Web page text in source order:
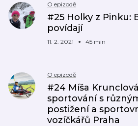
O epizodě
#25 Holky z Pinku:
povídají
11. 2. 2021 45 min
O epizodě
#24 Míša
sportování s
postižení a
vozíčkářů Praha